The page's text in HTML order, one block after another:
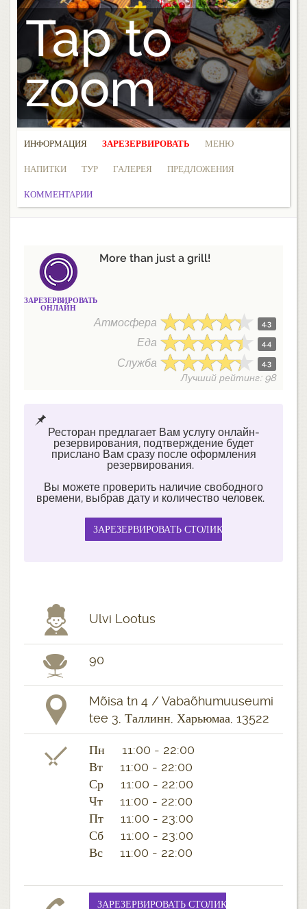
Tap to
zoom
ИНФОРМАЦИЯ ЗАРЕЗЕРВИРОВАТЬ МЕНЮ
НАПИТКИ ТУР ГАЛЕРЕЯ ПРЕДЛОЖЕНИЯ
КОММЕНТАРИИ
ЗАРЕЗЕРВИРОВАТЬ
ОНЛАЙН
More than just a grill!
Атмосфера 4.3
Еда 4.4
Служба 4.3
Лучший рейтинг: 98
Ресторан предлагает Вам услугу онлайн-
резервирования, подтверждение будет
прислано Вам сразу после оформления
резервирования.
Вы можете проверить наличие свободного
времени, выбрав дату и количество человек.
Ulvi Lootus
90
Mõisa tn 4 / Vabaõhumuuseumi
tee 3, Таллинн, Харьюмаа, 13522
Пн 11:00 - 22:00
Вт 11:00 - 22:00
Ср 11:00 - 22:00
Чт 11:00 - 22:00
Пт 11:00 - 23:00
Сб 11:00 - 23:00
Вс 11:00 - 22:00